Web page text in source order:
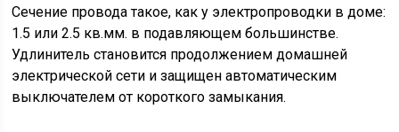
Сечение провода такое, как у электропроводки в доме:
1.5 или 2.5 кв.мм. в подавляющем большинстве.
Удлинитель становится продолжением домашней
электрической сети и защищен автоматическим
выключателем от короткого замыкания.